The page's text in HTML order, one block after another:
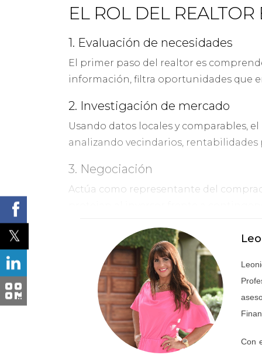
EL ROL DEL
1. Evaluación de necesidades
El primer paso del realtor es
información, filtra oportunidades que
2. Investigación de mercado
Usando datos locales y comparables,
analizando vecindarios, rentabilidades
3. Negociación
Actúa como representante del
4. Gestión del proceso
Coordina visitas, facilita la
abogados, agilizando tiempos y
5. Cierre de la operación
Supervisa que los contratos reflejen
cliente de sorpresas posteriores.
Con